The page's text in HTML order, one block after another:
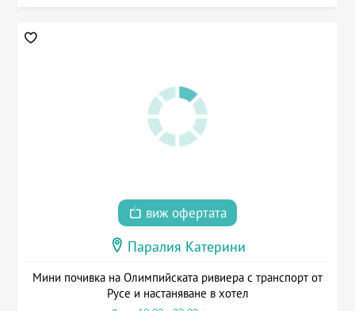
виж офертата
Паралия Катерини
Мини почивка на Олимпийската ривиера с транспорт от
Русе и настаняване в хотел